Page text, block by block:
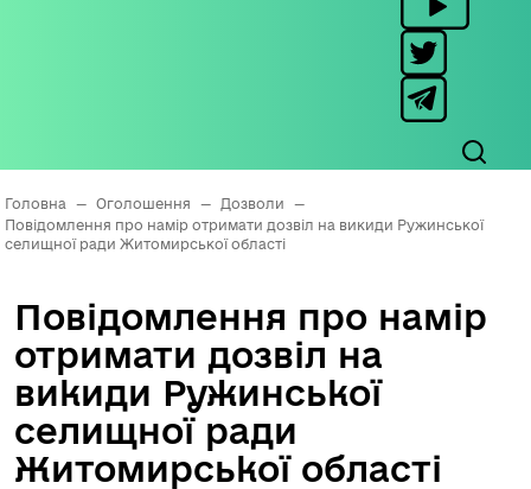
Головна — Оголошення — Дозволи
—
Повідомлення про намір отримати дозвіл на викиди Ружинської
селищної ради Житомирської області
Повідомлення про намір
отримати дозвіл на
викиди Ружинської
селищної ради
Житомирської області